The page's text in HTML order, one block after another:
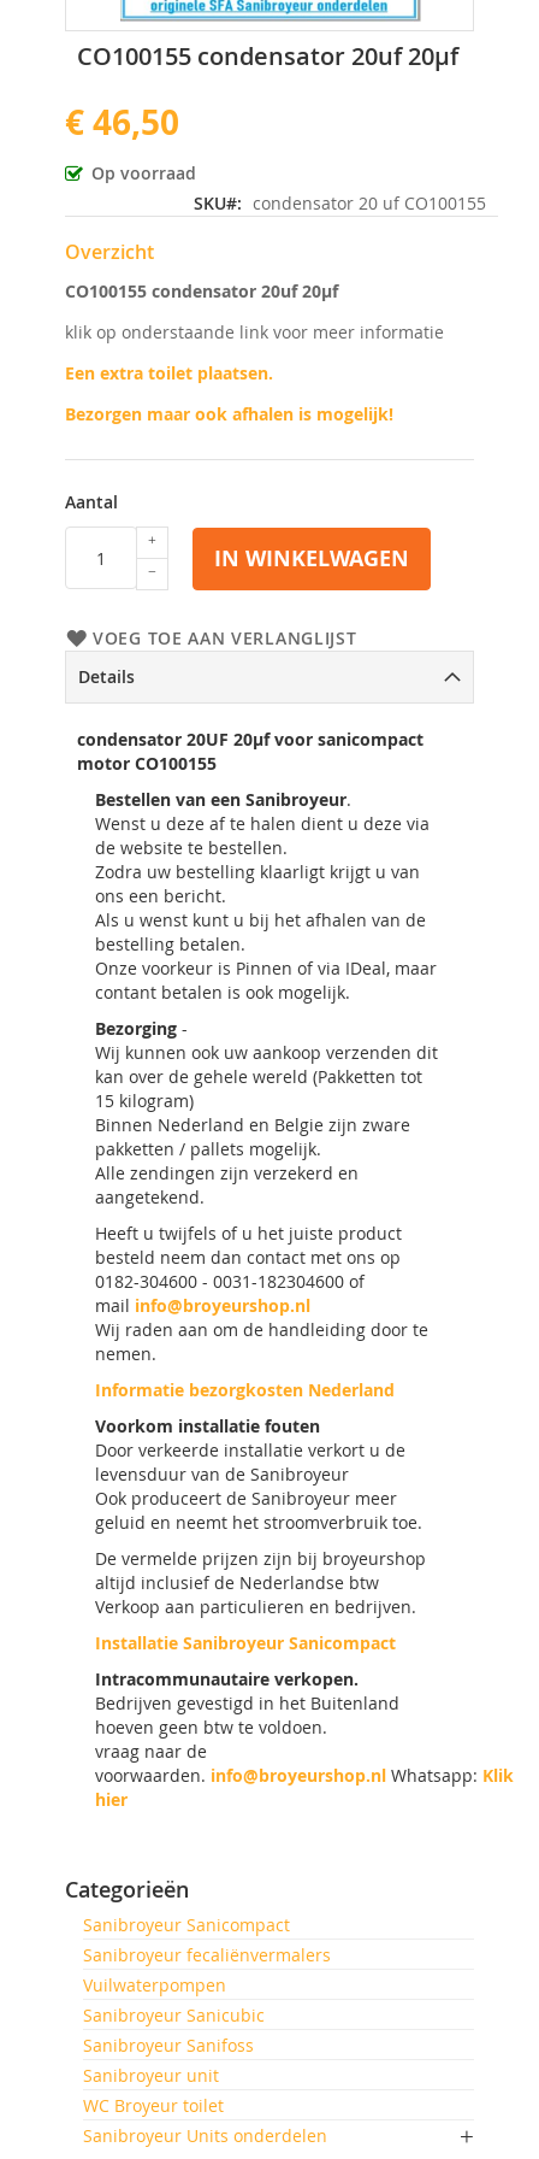
CO100155 condensator 20uf 20µf
€ 46,50
Op voorraad
SKU
condensator 20 uf CO100155
Overzicht
CO100155 condensator 20uf 20µf
klik op onderstaande link voor meer informatie
Een extra toilet plaatsen.
Bezorgen maar ook afhalen is mogelijk!
Aantal
IN WINKELWAGEN
VOEG TOE AAN VERLANGLIJST
naar
begin
van
de
afbeeldingen-
gallerij
Details
condensator 20UF 20µf voor sanicompact
motor CO100155
Bestellen van een Sanibroyeur.
Wenst u deze af te halen dient u deze via
de website te bestellen.
Zodra uw bestelling klaarligt krijgt u van
ons een bericht.
Als u wenst kunt u bij het afhalen van de
bestelling betalen.
Onze voorkeur is Pinnen of via IDeal, maar
contant betalen is ook mogelijk.
Bezorging -
Wij kunnen ook uw aankoop verzenden dit
kan over de gehele wereld (Pakketten tot
15 kilogram)
Binnen Nederland en Belgie zijn zware
pakketten / pallets mogelijk.
Alle zendingen zijn verzekerd en
aangetekend.
Heeft u twijfels of u het juiste product
besteld neem dan contact met ons op
0182-304600 - 0031-182304600 of
mail info@broyeurshop.nl
Wij raden aan om de handleiding door te
nemen.
Informatie bezorgkosten Nederland
Voorkom installatie fouten
Door verkeerde installatie verkort u de
levensduur van de Sanibroyeur
Ook produceert de Sanibroyeur meer
geluid en neemt het stroomverbruik toe.
De vermelde prijzen zijn bij broyeurshop
altijd inclusief de Nederlandse btw
Verkoop aan particulieren en bedrijven.
Installatie Sanibroyeur Sanicompact
Intracommunautaire verkopen.
Bedrijven gevestigd in het Buitenland
hoeven geen btw te voldoen.
vraag naar de
voorwaarden. info@broyeurshop.nl Whatsapp: Klik
hier
Categorieën
Sanibroyeur Sanicompact
Sanibroyeur fecaliënvermalers
Vuilwaterpompen
Sanibroyeur Sanicubic
Sanibroyeur Sanifoss
Sanibroyeur unit
WC Broyeur toilet
Sanibroyeur Units onderdelen